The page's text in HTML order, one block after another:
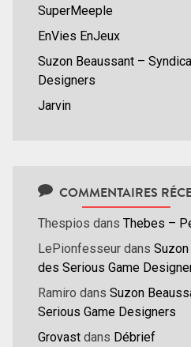
SuperMeeple
EnVies EnJeux
Suzon Beaussant –
Designers
Jarvin
COMMENTAIRES
Thespios dans Thebes –
LePionfesseur dans
des Serious Game
Ramiro dans Suzon
Serious Game Designers
Grovast dans Débrief